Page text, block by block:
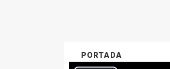
PORTADA